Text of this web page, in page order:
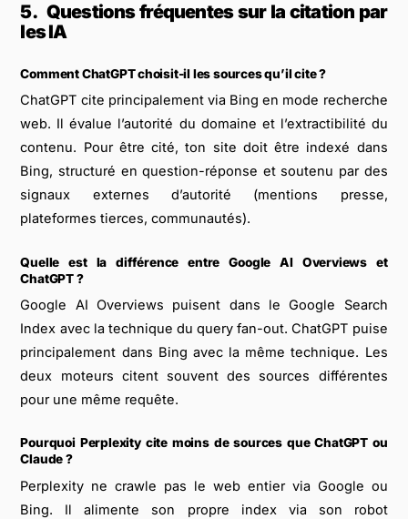
5. Questions fréquentes sur la citation par
les IA
Comment ChatGPT choisit-il les sources qu’il cite ?
ChatGPT cite principalement via Bing en mode recherche
web. Il évalue l’autorité du domaine et l’extractibilité du
contenu. Pour être cité, ton site doit être indexé dans
Bing, structuré en question-réponse et soutenu par des
signaux externes d’autorité (mentions presse,
plateformes tierces, communautés).
Quelle est la différence entre Google AI Overviews et
ChatGPT ?
Google AI Overviews puisent dans le Google Search
Index avec la technique du query fan-out. ChatGPT puise
principalement dans Bing avec la même technique. Les
deux moteurs citent souvent des sources différentes
pour une même requête.
Pourquoi Perplexity cite moins de sources que ChatGPT ou
Claude ?
Perplexity ne crawle pas le web entier via Google ou
Bing. Il alimente son propre index via son robot